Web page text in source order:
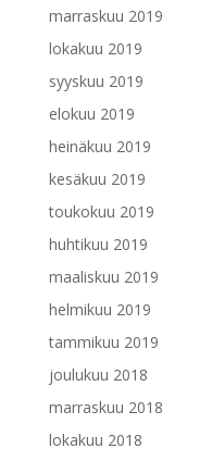
marraskuu 2019
lokakuu 2019
syyskuu 2019
elokuu 2019
heinäkuu 2019
kesäkuu 2019
toukokuu 2019
huhtikuu 2019
maaliskuu 2019
helmikuu 2019
tammikuu 2019
joulukuu 2018
marraskuu 2018
lokakuu 2018